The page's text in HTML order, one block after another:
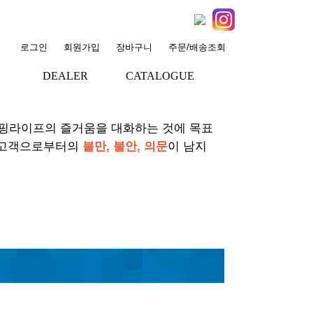
로그인 회원가입 장바구니 주문/배송조회
DEALER
CATALOGUE
라이프의 즐거움을 대화하는 것에 목표
객으로부터의 불만, 불안, 의문이 남지